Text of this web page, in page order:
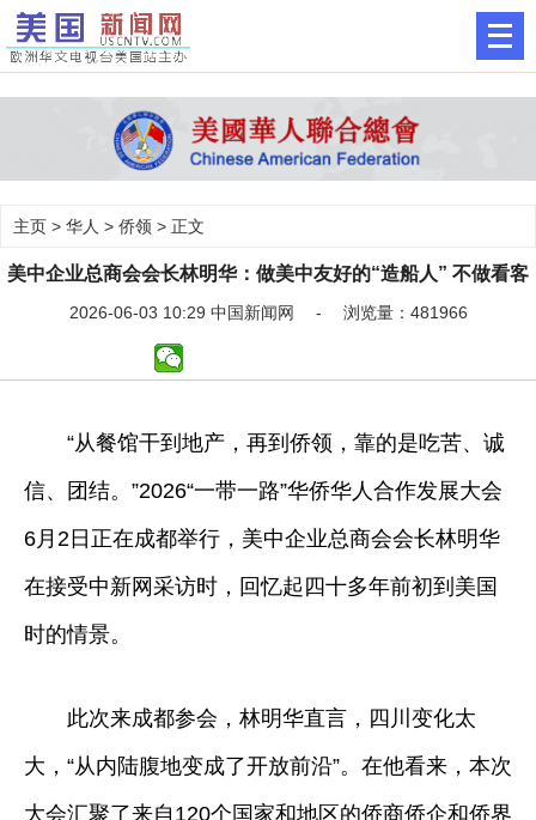
主页 > 华人 > 侨领 > 正文
美中企业总商会会长林明华：做美中友好的“造船人” 不做看客
2026-06-03 10:29 中国新闻网 - 浏览量：481966
“从餐馆干到地产，再到侨领，靠的是吃苦、诚
信、团结。”2026“一带一路”华侨华人合作发展大会
6月2日正在成都举行，美中企业总商会会长林明华
在接受中新网采访时，回忆起四十多年前初到美国
时的情景。
此次来成都参会，林明华直言，四川变化太
大，“从内陆腹地变成了开放前沿”。在他看来，本次
大会汇聚了来自120个国家和地区的侨商侨企和侨界